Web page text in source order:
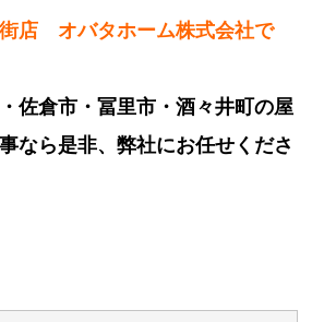
店 オバタホーム株式会社で
佐倉市・冨里市・酒々井町の屋
なら是非、弊社にお任せくださ